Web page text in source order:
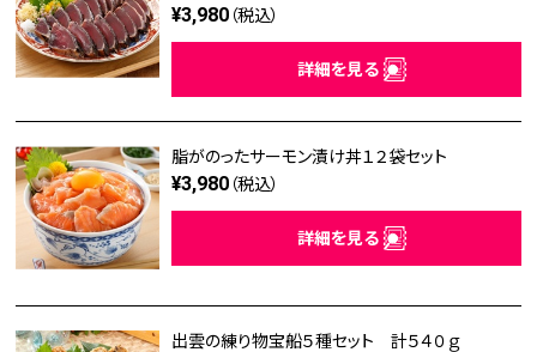
¥3,980 （税込）
詳細を見る
脂がのったサーモン漬け丼１２袋セット
¥3,980 （税込）
詳細を見る
出雲の練り物宝船５種セット 計５４０ｇ